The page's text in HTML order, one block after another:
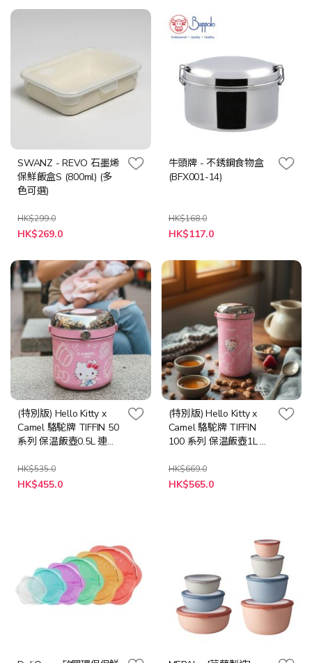
SWANZ - REVO 石墨烯
保鮮飯盒S (800ml) (多
色可選)
HK$299.0
HK$269.0
牛頭牌 - 不銹鋼食物盒
(BFX001-14)
HK$168.0
特
殊
格
HK$117.0
(特別版) Hello Kitty x
Camel 駱駝牌 TIFFIN 50
系列 保温飯壺0.5L 連
色選項)(送環保購物袋)
HK$535.0
HK$455.0
(特別版) Hello Kitty x
Camel 駱駝牌 TIFFIN
100 系列 保温飯壺1L 連
色選項)(送環保購物袋)
HK$669.0
HK$565.0